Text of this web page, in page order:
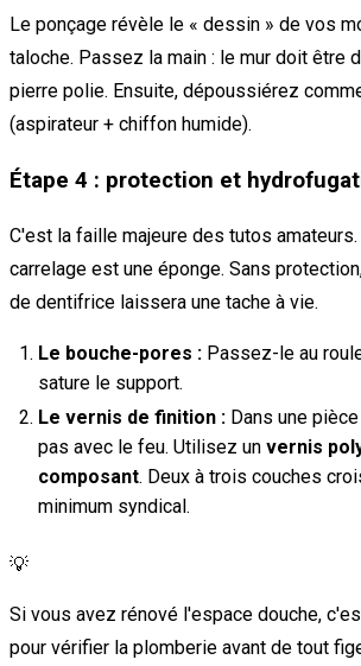
Le ponçage révèle le « dessin » de vos
taloche. Passez la main : le mur doit être
pierre polie. Ensuite, dépoussiérez
(aspirateur + chiffon humide).
Étape 4 : protection et
C'est la faille majeure des tutos
carrelage est une éponge. Sans
de dentifrice laissera une tache à vie.
Le bouche-pores : Passez-le au
sature le support.
Le vernis de finition : Dans une
pas avec le feu. Utilisez un vernis
composant. Deux à trois couches
minimum syndical.
💡
Si vous avez rénové l'espace douche,
pour vérifier la plomberie avant de tout